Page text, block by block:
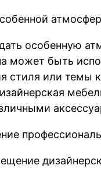
особенную
может быть
стиля или темы